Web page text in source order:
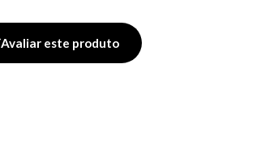
Avaliar este produto